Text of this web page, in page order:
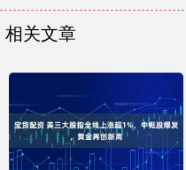
相关文章